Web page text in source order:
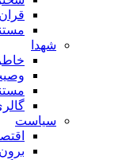
شهدا
سیاست